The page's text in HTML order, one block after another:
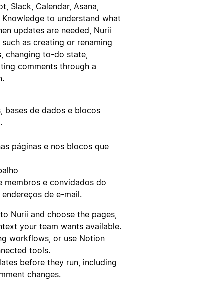
Slack, Calendar, Asana,
to understand what
updates are needed, Nurii
as creating or renaming
changing to-do state,
comments through a
bases de dados e blocos
páginas e nos blocos que
membros e convidados do
de e-mail.
Nurii and choose the pages,
your team wants available.
workflows, or use Notion
tools.
before they run, including
changes.